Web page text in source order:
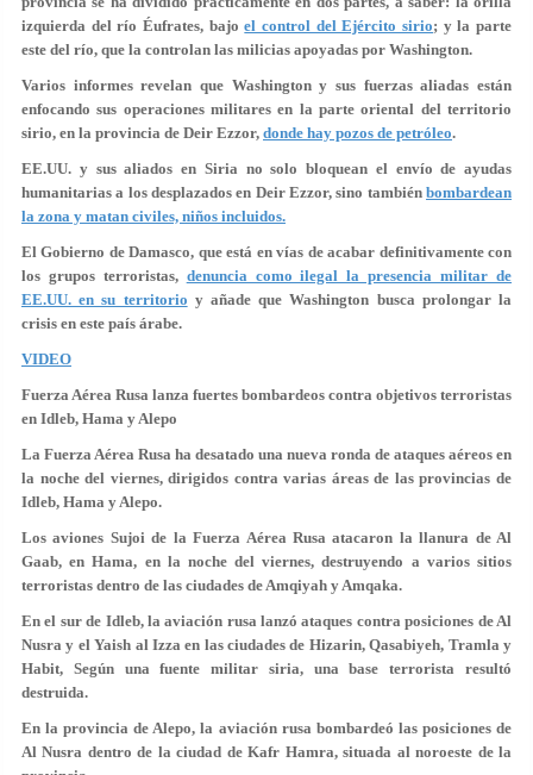
izquierda del río Éufrates, bajoel control del Ejército sirio; y la parte
este del río, que la controlan las milicias apoyadas por Washington.
Varios informes revelan que Washington y sus fuerzas aliadas están
enfocando sus operaciones militares en la parte oriental del territorio
sirio, en la provincia de Deir Ezzor, donde hay pozos de petróleo.
EE.UU. y sus aliados en Siria no solo bloquean el envío de ayudas
humanitarias a los desplazados en Deir Ezzor, sino también bombardean
la zona y matan civiles, niños incluidos.
El Gobierno de Damasco, que está en vías de acabar definitivamente con
los grupos terroristas, denuncia como ilegal la presencia militar de
EE.UU. en su territorio y añade que Washington busca prolongar la
crisis en este país árabe.
VIDEO
Fuerza Aérea Rusa lanza fuertes bombardeos contra objetivos terroristas
en Idleb, Hama y Alepo
La Fuerza Aérea Rusa ha desatado una nueva ronda de ataques aéreos en
la noche del viernes, dirigidos contra varias áreas de las provincias de
Idleb, Hama y Alepo.
Los aviones Sujoi de la Fuerza Aérea Rusa atacaron la llanura de Al
Gaab, en Hama, en la noche del viernes, destruyendo a varios sitios
terroristas dentro de las ciudades de Amqiyah y Amqaka.
En el sur de Idleb, la aviación rusa lanzó ataques contra posiciones de Al
Nusra y el Yaish al Izza en las ciudades de Hizarin, Qasabiyeh, Tramla y
Habit, Según una fuente militar siria, una base terrorista resultó
destruida.
En la provincia de Alepo, la aviación rusa bombardeó las posiciones de
Al Nusra dentro de la ciudad de Kafr Hamra, situada al noroeste de la